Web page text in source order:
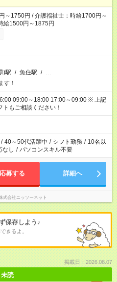
～1750円 / 介護福祉士：時給1700円～
給1500円～1875円
)駅 / 魚住駅 / …
！
09:00～18:00 17:00～09:00 ※ 上記
もご相談ください！
/ 40～50代活躍中 / シフト勤務 / 10名以
なし / パソコンスキル不要
応募する 詳細へ
式会社ニッソーネット
保存しよう♪
きるよ。
掲載日：2026.08.07
未読